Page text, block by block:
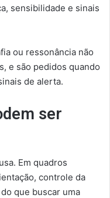
sensibilidade e sinais
ou ressonância não
e são pedidos quando
de alerta.
ser
Em quadros
controle da
que buscar uma